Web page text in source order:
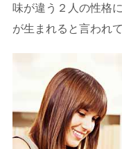
味が違う２人の性格
が生まれると言われ